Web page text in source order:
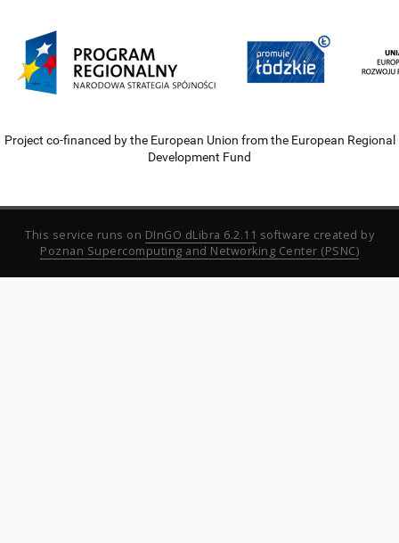
Project co-financed by the European Union from the European Regional
Development Fund
This service runs on DInGO dLibra 6.2.11 software created by
Poznan Supercomputing and Networking Center (PSNC)